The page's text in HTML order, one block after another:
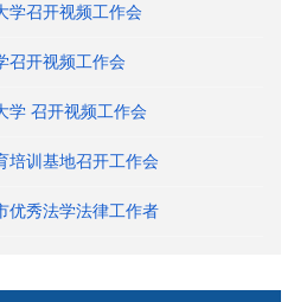
学召开视频工作会
召开视频工作会
学 召开视频工作会
培训基地召开工作会
优秀法学法律工作者